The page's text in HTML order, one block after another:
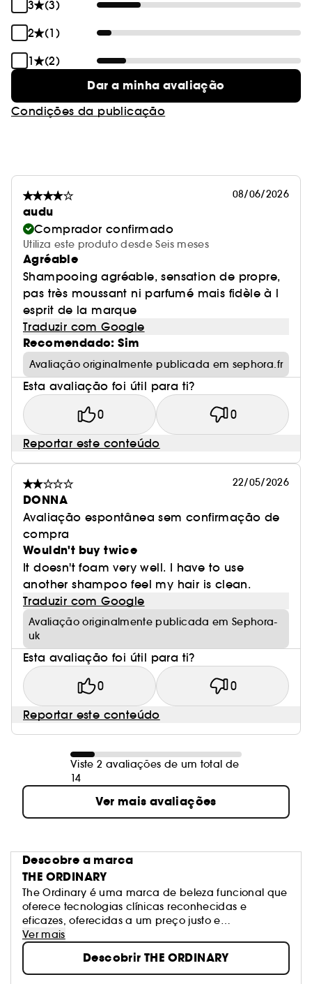
3
(3)
2
(1)
1
(2)
Dar a minha avaliação
Condições da publicação
08/06/2026
audu
Comprador confirmado
Utiliza este produto desde Seis meses
Agréable
Shampooing agréable, sensation de propre,
pas très moussant ni parfumé mais fidèle à l
esprit de la marque
Traduzir com Google
Recomendado: Sim
Avaliação originalmente publicada em sephora.fr
Esta avaliação foi útil para ti?
0 0
Reportar este conteúdo
22/05/2026
DONNA
Avaliação espontânea sem confirmação de
compra
Wouldn't buy twice
It doesn't foam very well. I have to use
another shampoo feel my hair is clean.
Traduzir com Google
Avaliação originalmente publicada em Sephora-
uk
Esta avaliação foi útil para ti?
0 0
Reportar este conteúdo
Viste 2 avaliações de um total de
14
Ver mais avaliações
Descobre a marca
THE ORDINARY
The Ordinary é uma marca de beleza funcional que
oferece tecnologias clínicas reconhecidas e
eficazes, oferecidas a um preço justo e
acompanhadas de um discurso transparente.
Algumas tecnologias agora "comuns" são
apresentadas como revolucionárias e oferecidas a
preços injustificados, o que perturba o consumidor.
Ver mais
Descobrir THE ORDINARY